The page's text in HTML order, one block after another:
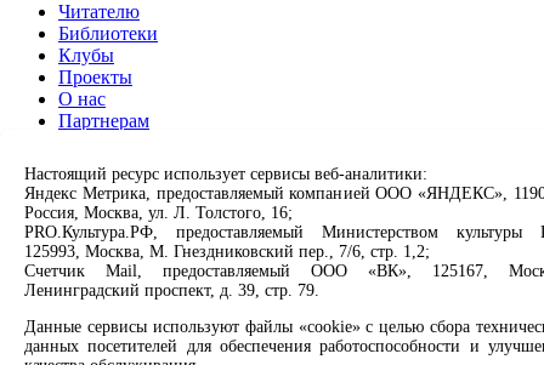
Читателю
Библиотеки
Клубы
Проекты
О нас
Партнерам
Сервисы
Продлить книгу
Спроси библиотекаря
Спроси краеведа
Оцените качество услуг
Направить обращение директору
Соцсети
Настоящий ресурс использует сервисы веб-аналитики:
Яндекс Метрика, предоставляемый компанией ООО «ЯНДЕКС»,
Россия, Москва, ул. Л. Толстого, 16;
PRO.Культура.РФ, предоставляемый Министерством культуры
125993, Москва, М. Гнездниковский пер., 7/6, стр. 1,2;
Счетчик Mail, предоставляемый ООО «ВК», 125167,
Ленинградский проспект, д. 39, стр. 79.
Данные сервисы используют файлы «cookie» с целью сбора
данных посетителей для обеспечения работоспособности и